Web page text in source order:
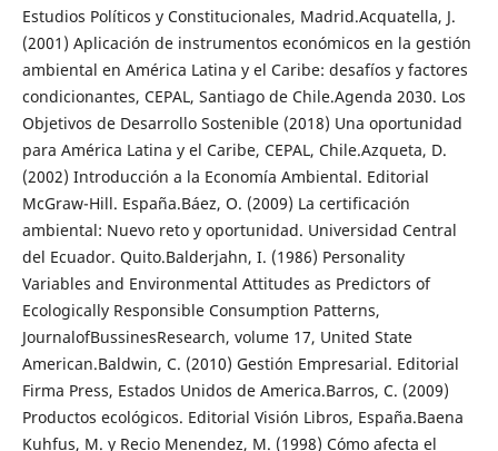
Estudios Políticos y Constitucionales, Madrid.Acquatella, J.
(2001) Aplicación de instrumentos económicos en la gestión
ambiental en América Latina y el Caribe: desafíos y factores
condicionantes, CEPAL, Santiago de Chile.Agenda 2030. Los
Objetivos de Desarrollo Sostenible (2018) Una oportunidad
para América Latina y el Caribe, CEPAL, Chile.Azqueta, D.
(2002) Introducción a la Economía Ambiental. Editorial
McGraw-Hill. España.Báez, O. (2009) La certificación
ambiental: Nuevo reto y oportunidad. Universidad Central
del Ecuador. Quito.Balderjahn, I. (1986) Personality
Variables and Environmental Attitudes as Predictors of
Ecologically Responsible Consumption Patterns,
JournalofBussinesResearch, volume 17, United State
American.Baldwin, C. (2010) Gestión Empresarial. Editorial
Firma Press, Estados Unidos de America.Barros, C. (2009)
Productos ecológicos. Editorial Visión Libros, España.Baena
Kuhfus, M. y Recio Menendez, M. (1998) Cómo afecta el